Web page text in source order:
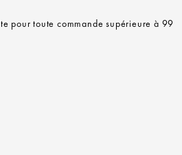
pour toute commande supérieure à 99